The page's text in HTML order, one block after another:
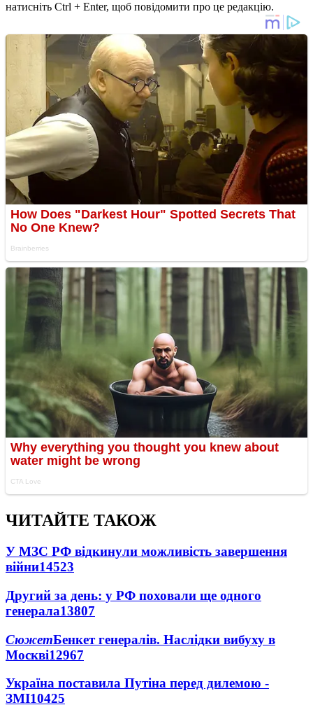
натисніть Ctrl + Enter, щоб повідомити про це редакцію.
ЧИТАЙТЕ ТАКОЖ
У МЗС РФ відкинули можливість завершення
війни14523
Другий за день: у РФ поховали ще одного
генерала13807
СюжетБенкет генералів. Наслідки вибуху в
Москві12967
Україна поставила Путіна перед дилемою -
ЗМІ10425